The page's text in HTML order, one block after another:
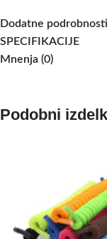
Dodatne podrobnosti
SPECIFIKACIJE
Mnenja (0)
Podobni